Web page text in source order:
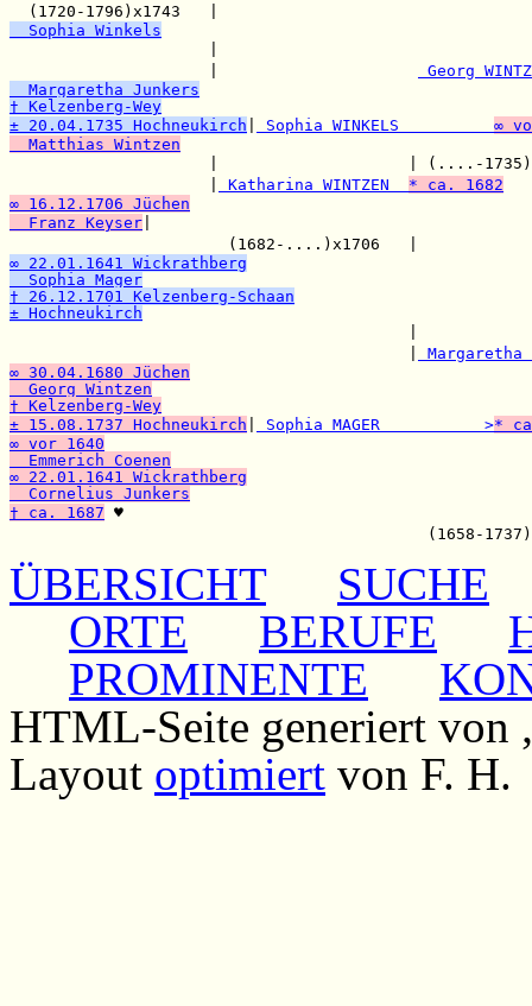
(1720-1796)x1743
Sophia Winkels
Georg
Margaretha Junkers
† Kelzenberg-Wey
± 20.04.1735 Hochneukirch
Sophia WINKELS ∞
Matthias Wintzen
|                    |
Katharina WINTZEN * ca. 1682
∞ 16.12.1706 Jüchen
Franz Keyser
(1682-
∞ 22.01.1641 Wickrathberg
Sophia Mager
† 26.12.1701 Kelzenberg-Schaan
± Hochneukirch
Margaretha
∞ 30.04.1680 Jüchen
Georg Wintzen
† Kelzenberg-Wey
± 15.08.1737 Hochneukirch
Sophia MAGER           >*
∞ vor 1640
Emmerich Coenen
∞ 22.01.1641 Wickrathberg
Cornelius Junkers
† ca. 1687 ♥
ÜBERSICHT
SUCHE
ORTE
BERUFE
PROMINENTE
HTML-Seite generiert von
Layout optimiert von F. H.